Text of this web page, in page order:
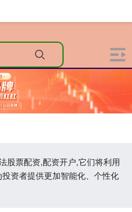
股票配资,配资开户,它们将利用
资者提供更加智能化、个性化